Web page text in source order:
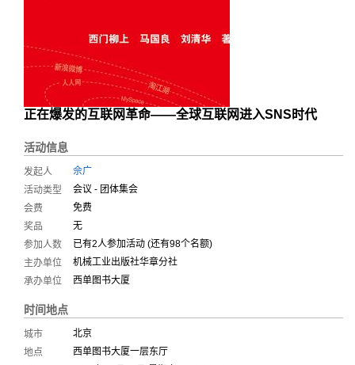
正在爆发的互联网革命——全球互联网进入S NS时代
活动信息
发起人
佘广
活动类型
会议 - 团体集会
会费
免费
奖品
无
参加人数
已有2人参加活动 (还有98个名额)
主办单位
机械工业出版社华章分社
承办单位
西单图书大厦
时间地点
城市
北京
地点
西单图书大厦一层东厅